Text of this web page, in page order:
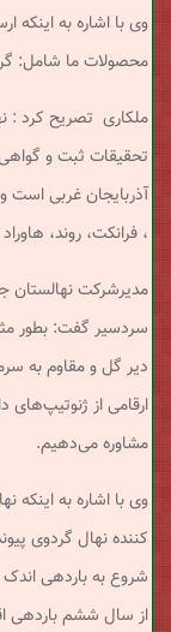
وی با اشاره به اینکه
محصولات ما شامل:
ملکاری تصریح کرد :
تحقیقات ثبت و
آذربایجان غربی است و
، فرانکت، روند،
مدیرشرکت
سردسیر گفت: بطور
دیر گل و مقاوم به
ارقامی از ژنوتیپ‌های
مشاوره می‌دهیم.
وی با اشاره به اینکه
کننده نهال گردوی
شروع به باردهی
از سال ششم باردهی